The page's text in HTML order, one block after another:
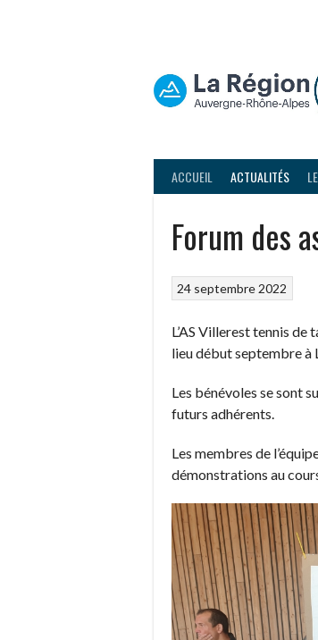
ACCUEIL ACTUALITÉS
Forum des
24 septembre 2022
L’AS Villerest tennis
lieu début septembre à
Les bénévoles se sont
futurs adhérents.
Les membres de
démonstrations au